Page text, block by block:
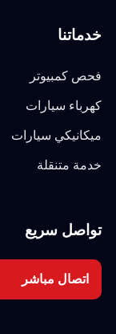
خدماتنا
فحص كمبيوتر
كهرباء سيارات
ميكانيكي سيارات
خدمة متنقلة
تواصل سريع
اتصال مباشر